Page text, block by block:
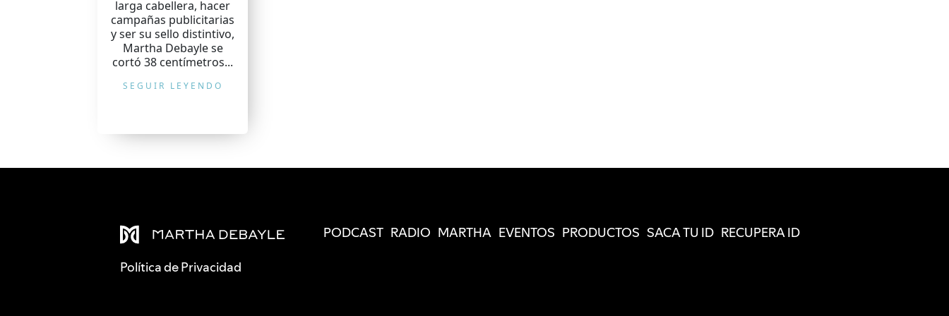
larga cabellera, hacer
campañas publicitarias
y ser su sello distintivo,
Martha Debayle se
cortó 38 centímetros...
SEGUIR LEYENDO
Política de Privacidad
PODCAST RADIO MARTHA EVENTOS PRODUCTOS SACA TU ID RECUPERA ID